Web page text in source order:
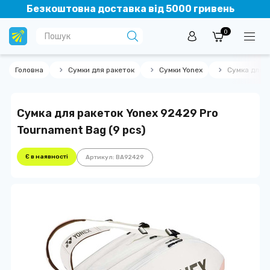
Безкоштовна доставка від 5000 гривень
0
Головна Сумки для ракеток Сумки Yonex Сумка для
Сумка для ракеток Yonex 92429 Pro
Tournament Bag (9 pcs)
Є в наявності Артикул: BA92429